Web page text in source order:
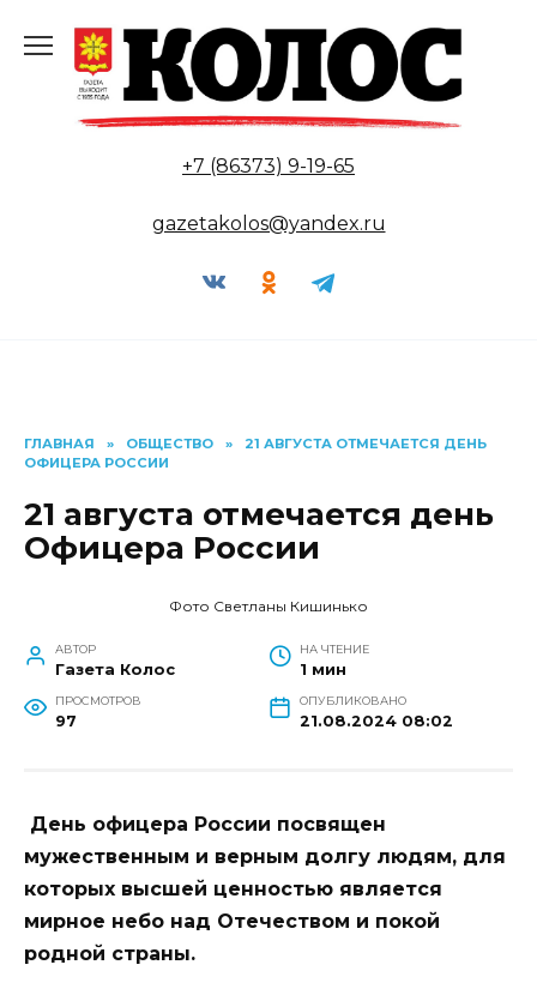
содержанию
+7 (86373) 9-19-65
gazetakolos@yandex.ru
ГЛАВНАЯ » ОБЩЕСТВО »
21 АВГУСТА ОТМЕЧАЕТСЯ ДЕНЬ
ОФИЦЕРА РОССИИ
21 августа отмечается день
Офицера России
Фото Светланы Кишинько
АВТОР
Газета Колос
НА ЧТЕНИЕ
1 мин
ПРОСМОТРОВ
97
ОПУБЛИКОВАНО
21.08.2024 08:02
День офицера России посвящен
мужественным и верным долгу людям, для
которых высшей ценностью является
мирное небо над Отечеством и покой
родной страны.